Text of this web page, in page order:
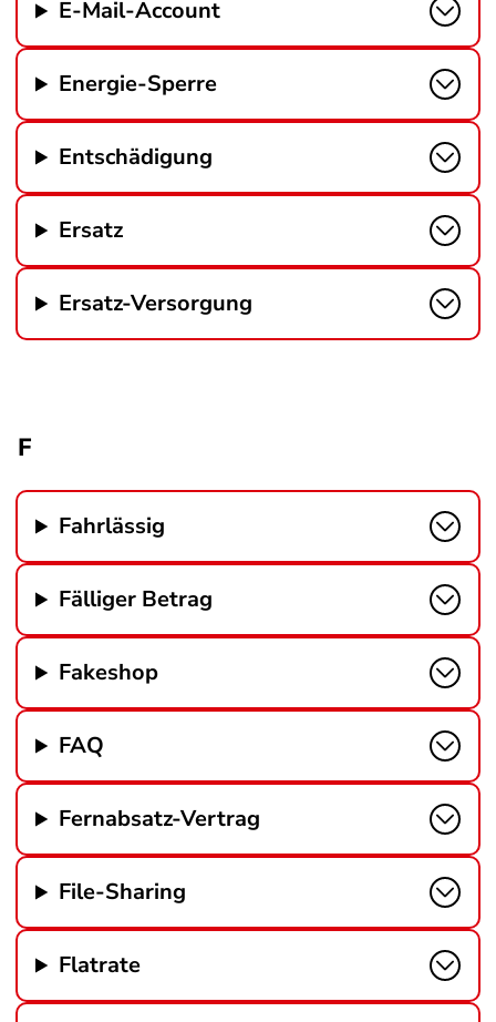
E-Mail-Account
Energie-Sperre
Entschädigung
Ersatz
Ersatz-Versorgung
F
Fahrlässig
Fälliger Betrag
Fakeshop
FAQ
Fernabsatz-Vertrag
File-Sharing
Flatrate